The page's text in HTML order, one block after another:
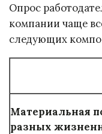
Опрос
компании чаще
следующих
Материальная
разных